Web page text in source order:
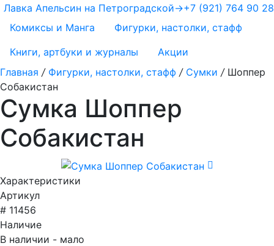
+7 (921) 764 90 28
Лавка Апельсин на Петроградской→
Комиксы и Манга
Фигурки, настолки, стафф
Книги, артбуки и журналы
Акции
Главная / Фигурки, настолки, стафф / Сумки / Шоппер
Собакистан
Сумка Шоппер
Собакистан
Характеристики
Артикул
# 11456
Наличие
В наличии - мало